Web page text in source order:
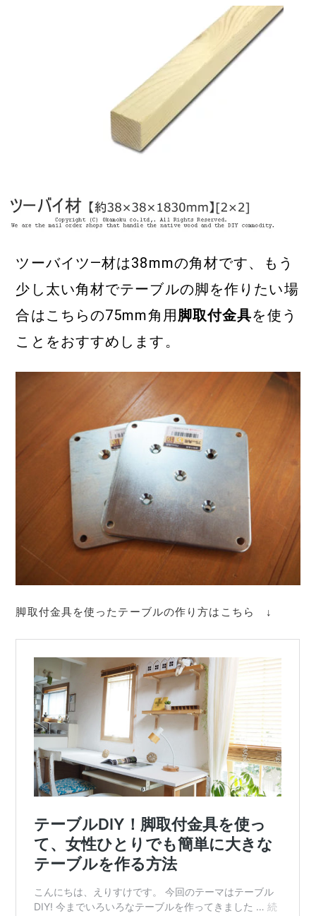
ツーバイツ―材は38mmの角材です、もう
少し太い角材でテーブルの脚を作りたい場
合はこちらの75mm角用脚取付金具を使う
ことをおすすめします。
脚取付金具を使ったテーブルの作り方はこちら ↓